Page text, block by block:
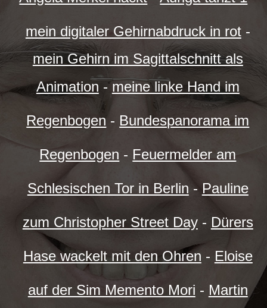
mein digitaler Gehirnabdruck in rot-
mein Gehirn im Sagittalschnitt als
Animation-meine linke Hand im
Regenbogen - Bundespanorama im
Regenbogen - Feuermelder am
Schlesischen Tor in Berlin - Pauline
zum Christopher Street Day- Dürers
Hase wackelt mit den Ohren - Eloise
auf der Sim Memento Mori - Martin